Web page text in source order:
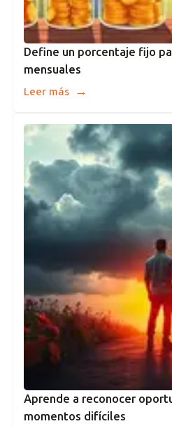
Define un porcentaje fijo
mensuales
Leer más →
Aprende a reconocer
momentos difíciles